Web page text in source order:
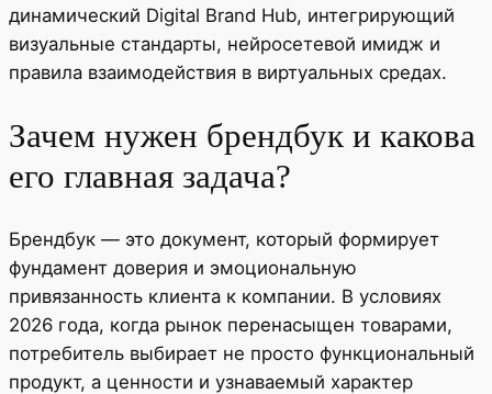
динамический Digital Brand Hub, интегрирующий
визуальные стандарты, нейросетевой имидж и
правила взаимодействия в виртуальных средах.
Зачем нужен брендбук и какова
его главная задача?
Брендбук — это документ, который формирует
фундамент доверия и эмоциональную
привязанность клиента к компании. В условиях
2026 года, когда рынок перенасыщен товарами,
потребитель выбирает не просто функциональный
продукт, а ценности и узнаваемый характер